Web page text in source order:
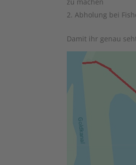
Abholung bei
Damit ihr genau